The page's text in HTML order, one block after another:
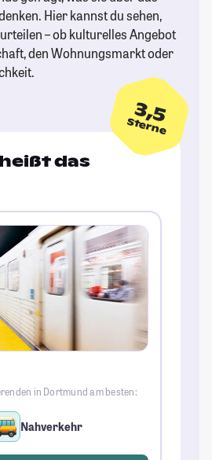
Hier kannst du sehen,
– ob kulturelles Angebot
den Wohnungsmarkt oder
3,5
Sterne
das
in Dortmund am besten:
Nahverkehr